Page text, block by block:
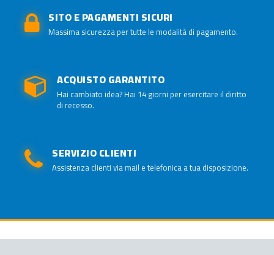
SITO E PAGAMENTI SICURI
Massima sicurezza per tutte le modalità di pagamento.
ACQUISTO GARANTITO
Hai cambiato idea? Hai 14 giorni per esercitare il diritto
di recesso.
SERVIZIO CLIENTI
Assistenza clienti via mail e telefonica a tua disposizione.